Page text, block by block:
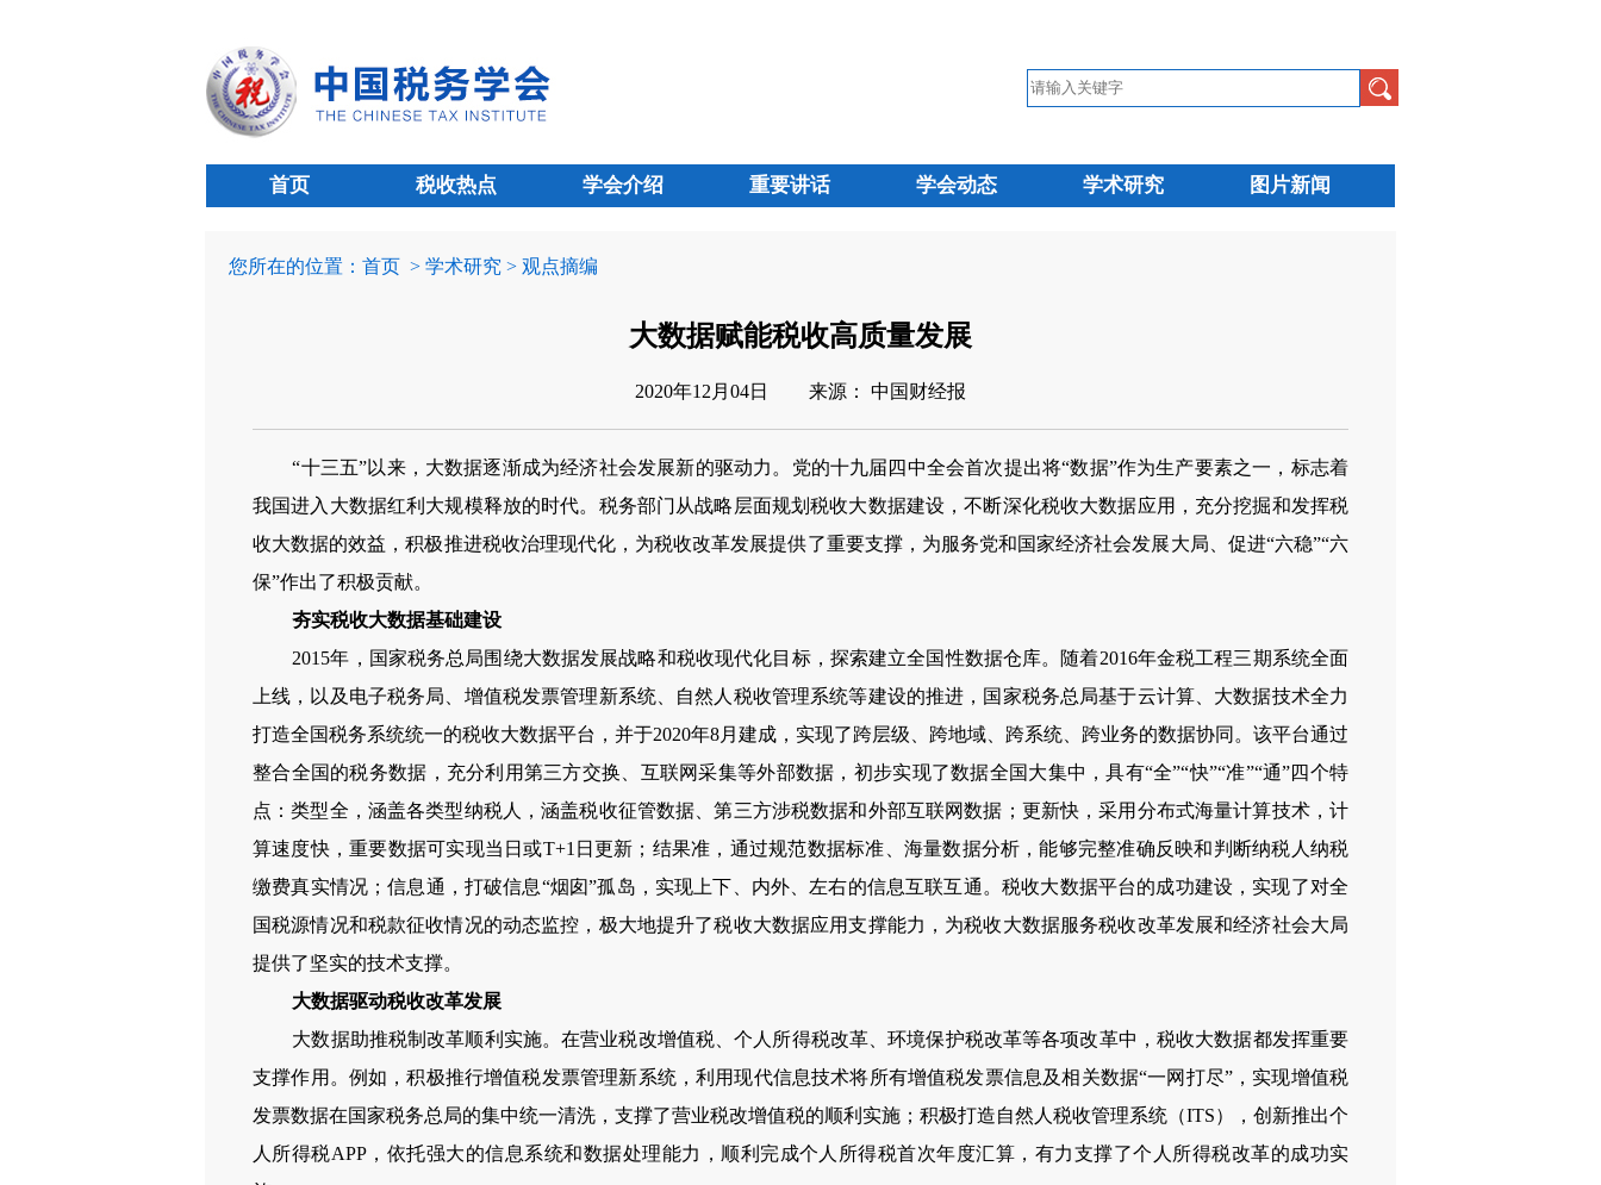
首页 税收热点 学会介绍 重要讲话 学会动态 学术研究 图片新闻
您所在的位置： 首页 > 学术研究 > 观点摘编
大数据赋能税收高质量发展
2020年12月04日 来源： 中国财经报
“十三五”以来，大数据逐渐成为经济社会发展新的驱动力。党的十九届四中全会首次提出将“数据”作为生产要素之一，标志着
我国进入大数据红利大规模释放的时代。税务部门从战略层面规划税收大数据建设，不断深化税收大数据应用，充分挖掘和发挥税
收大数据的效益，积极推进税收治理现代化，为税收改革发展提供了重要支撑，为服务党和国家经济社会发展大局、促进“六稳”“六
保”作出了积极贡献。
夯实税收大数据基础建设
2015年，国家税务总局围绕大数据发展战略和税收现代化目标，探索建立全国性数据仓库。随着2016年金税工程三期系统全面
上线，以及电子税务局、增值税发票管理新系统、自然人税收管理系统等建设的推进，国家税务总局基于云计算、大数据技术全力
打造全国税务系统统一的税收大数据平台，并于2020年8月建成，实现了跨层级、跨地域、跨系统、跨业务的数据协同。该平台通过
整合全国的税务数据，充分利用第三方交换、互联网采集等外部数据，初步实现了数据全国大集中，具有“全”“快”“准”“通”四个特
点：类型全，涵盖各类型纳税人，涵盖税收征管数据、第三方涉税数据和外部互联网数据；更新快，采用分布式海量计算技术，计
算速度快，重要数据可实现当日或T+1 日更新；结果准，通过规范数据标准、海量数据分析，能够完整准确反映和判断纳税人纳税
缴费真实情况；信息通，打破信息“烟囱”孤岛，实现上下、内外、左右的信息互联互通。税收大数据平台的成功建设，实现了对全
国税源情况和税款征收情况的动态监控，极大地提升了税收大数据应用支撑能力，为税收大数据服务税收改革发展和经济社会大局
提供了坚实的技术支撑。
大数据驱动税收改革发展
大数据助推税制改革顺利实施。在营业税改增值税、个人所得税改革、环境保护税改革等各项改革中，税收大数据都发挥重要
支撑作用。例如，积极推行增值税发票管理新系统，利用现代信息技术将所有增值税发票信息及相关数据“一网打尽”，实现增值税
发票数据在国家税务总局的集中统一清洗，支撑了营业税改增值税的顺利实施；积极打造自然人税收管理系统（ITS），创新推出个
人所得税APP，依托强大的信息系统和数据处理能力，顺利完成个人所得税首次年度汇算，有力支撑了个人所得税改革的成功实